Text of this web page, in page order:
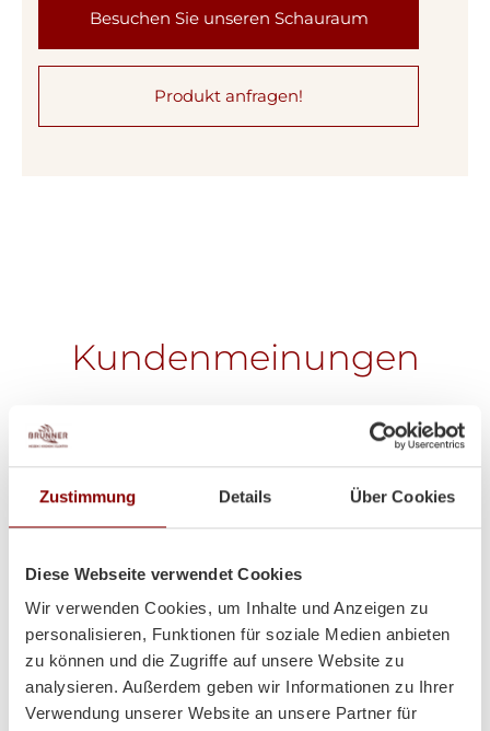
Zustimmung Details Über Cookies
Diese Webseite verwendet Cookies
Wir verwenden Cookies, um Inhalte und Anzeigen zu
personalisieren, Funktionen für soziale Medien anbieten
zu können und die Zugriffe auf unsere Website zu
analysieren. Außerdem geben wir Informationen zu Ihrer
Verwendung unserer Website an unsere Partner für
Besuchen Sie unseren Schauraum
Produkt anfragen!
Kundenmeinungen